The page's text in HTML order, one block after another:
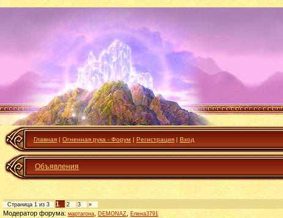
Главная | Огненная рука - Форум | Регистрация | Вход
Объявления
Страница 1 из 3 1 2 3 »
Модератор форума:мартагона DEMONAZ
Елена3791